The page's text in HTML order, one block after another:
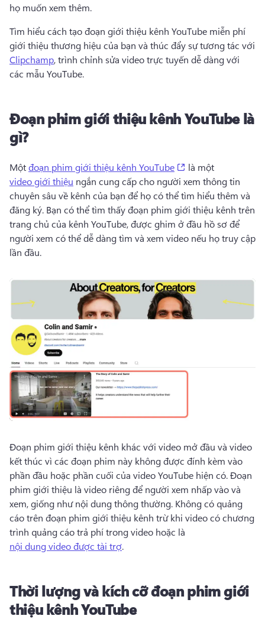
họ muốn xem thêm.
Tìm hiểu cách tạo đoạn giới thiệu kênh YouTube miễn phí
Clipchamp, trình chỉnh sửa video trực tuyến dễ dàng với
các mẫu YouTube.
Đoạn phim giới thiệu kênh YouTube là
gì?
Một đoạn phim giới thiệu kênh YouTube (opens in a new
là một
video giới thiệu ngắn cung cấp cho người xem thông tin
chuyên sâu về kênh của bạn để họ có thể tìm hiểu thêm và
đăng ký. Bạn có thể tìm thấy đoạn phim giới thiệu kênh trên
trang chủ của kênh YouTube, được ghim ở đầu hồ sơ để
người xem có thể dễ dàng tìm và xem video nếu họ truy cập
lần đầu.
Đoạn phim giới thiệu kênh khác với video mở đầu và video
kết thúc vì các đoạn phim này không được đính kèm vào
phần đầu hoặc phần cuối của video YouTube hiện có. Đoạn
phim giới thiệu là video riêng để người xem nhấp vào và
xem, giống như nội dung thông thường. Không có quảng
cáo trên đoạn phim giới thiệu kênh trừ khi video có chương
trình quảng cáo trả phí trong video hoặc là
nội dung video được tài trợ.
Thời lượng và kích cỡ đoạn phim giới
thiệu kênh YouTube